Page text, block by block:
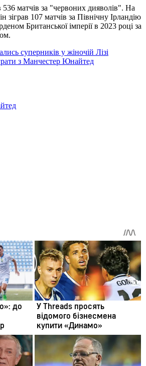
536 матчів за "червоних дияволів". На
зіграв 107 матчів за Північну Ірландію
Британської імперії в 2023 році за
суперників у жіночій Лізі
з Манчестер Юнайтед